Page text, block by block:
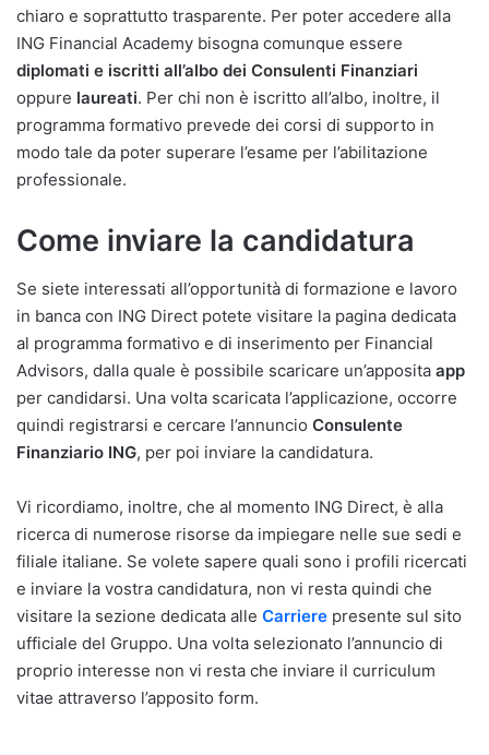
chiaro e soprattutto trasparente. Per poter accedere alla
ING Financial Academy bisogna comunque essere
diplomati e iscritti all’albo dei Consulenti Finanziari
oppure laureati. Per chi non è iscritto all’albo, inoltre, il
programma formativo prevede dei corsi di supporto in
modo tale da poter superare l’esame per l’abilitazione
professionale.
Come inviare la candidatura
Se siete interessati all’opportunità di formazione e lavoro
in banca con ING Direct potete visitare la pagina dedicata
al programma formativo e di inserimento per Financial
Advisors, dalla quale è possibile scaricare un’apposita app
per candidarsi. Una volta scaricata l’applicazione, occorre
quindi registrarsi e cercare l’annuncio Consulente
Finanziario ING, per poi inviare la candidatura.
Vi ricordiamo, inoltre, che al momento ING Direct, è alla
ricerca di numerose risorse da impiegare nelle sue sedi e
filiale italiane. Se volete sapere quali sono i profili ricercati
e inviare la vostra candidatura, non vi resta quindi che
visitare la sezione dedicata alle Carriere presente sul sito
ufficiale del Gruppo. Una volta selezionato l’annuncio di
proprio interesse non vi resta che inviare il curriculum
vitae attraverso l’apposito form.